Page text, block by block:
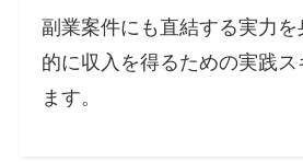
副業案件にも直結する実力
的に収入を得るための実践ス
ます。